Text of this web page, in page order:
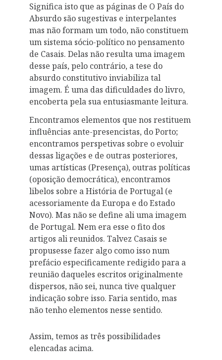
Significa isto que as páginas de O País do
Absurdo são sugestivas e interpelantes
mas não formam um todo, não constituem
um sistema sócio-político no pensamento
de Casais. Delas não resulta uma imagem
desse país, pelo contrário, a tese do
absurdo constitutivo inviabiliza tal
imagem. É uma das dificuldades do livro,
encoberta pela sua entusiasmante leitura.
Encontramos elementos que nos restituem
influências ante-presencistas, do Porto;
encontramos perspetivas sobre o evoluir
dessas ligações e de outras posteriores,
umas artísticas (Presença), outras políticas
(oposição democrática), encontramos
libelos sobre a História de Portugal (e
acessoriamente da Europa e do Estado
Novo). Mas não se define ali uma imagem
de Portugal. Nem era esse o fito dos
artigos ali reunidos. Talvez Casais se
propusesse fazer algo como isso num
prefácio especificamente redigido para a
reunião daqueles escritos originalmente
dispersos, não sei, nunca tive qualquer
indicação sobre isso. Faria sentido, mas
não tenho elementos nesse sentido.
Assim, temos as três possibilidades
elencadas acima.